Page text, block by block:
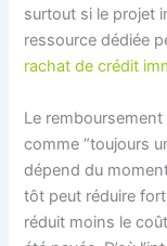
surtout si le projet
ressource dédiée
rachat de crédit
Le
comme “toujours
dépend du
tôt peut réduire
réduit moins le